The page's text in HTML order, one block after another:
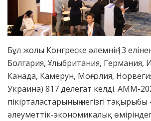
Бұл жолы Конгреске әлемнің 13
Болгария, Ұлыбритания, Германия,
Канада, Камерун, Моңғолия,
Украина) 817 делегат келді. АММ-
пікірталастарының негізгі тақырыбы
әлеуметтік-экономикалық